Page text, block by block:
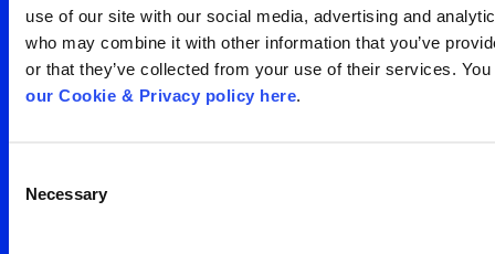
use of our site with our social media, advertising and
who may combine it with other information that you’ve
or that they’ve collected from your use of their services.
our Cookie & Privacy policy here.
Selection
Necessary
Entre em contato